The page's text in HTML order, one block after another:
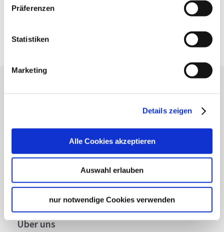
Präferenzen
Statistiken
Marketing
Details zeigen
Alle Cookies akzeptieren
Auswahl erlauben
nur notwendige Cookies verwenden
24 €
Jetzt buchen
Lassen Sie sich inspirieren!
Mit unserem Newsletter bleiben Sie zu Events,
Abonnieren
Über uns